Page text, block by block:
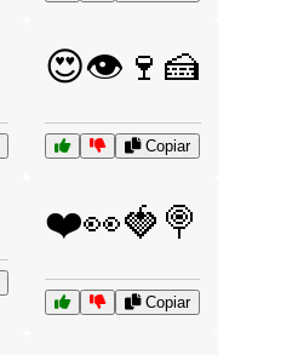
😍👁️🍷🍰
Copiar
❤️👀🍓🍭
Copiar